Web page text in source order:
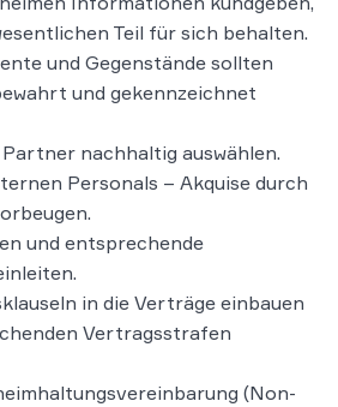
Teil für sich behalten.
und Gegenstände sollten
und gekennzeichnet
nachhaltig auswählen.
Personals – Akquise durch
und entsprechende
in die Verträge einbauen
Vertragsstrafen
(Non-